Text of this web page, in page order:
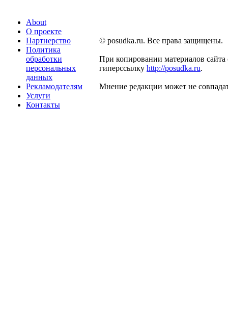
About
О проекте
Партнерство
Политика
обработки
персональных
данных
Рекламодателям
Услуги
Контакты
© posudka.ru. Все права защищены.
При копировании материалов сайта
гиперссылку http://posudka.ru.
Мнение редакции может не